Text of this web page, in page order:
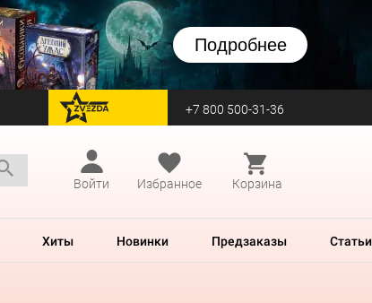
Подробнее
перейти на Zvezda +7 800 500-31-36
Войти
Избранное Корзина
Хиты Новинки Предзаказы Статьи